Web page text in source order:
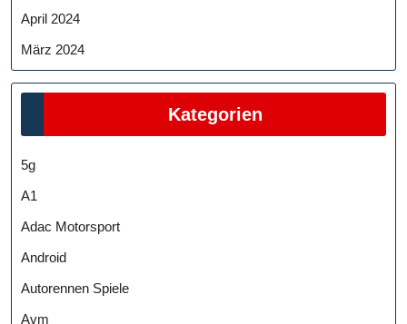
April 2024
März 2024
Kategorien
5g
A1
Adac Motorsport
Android
Autorennen Spiele
Avm